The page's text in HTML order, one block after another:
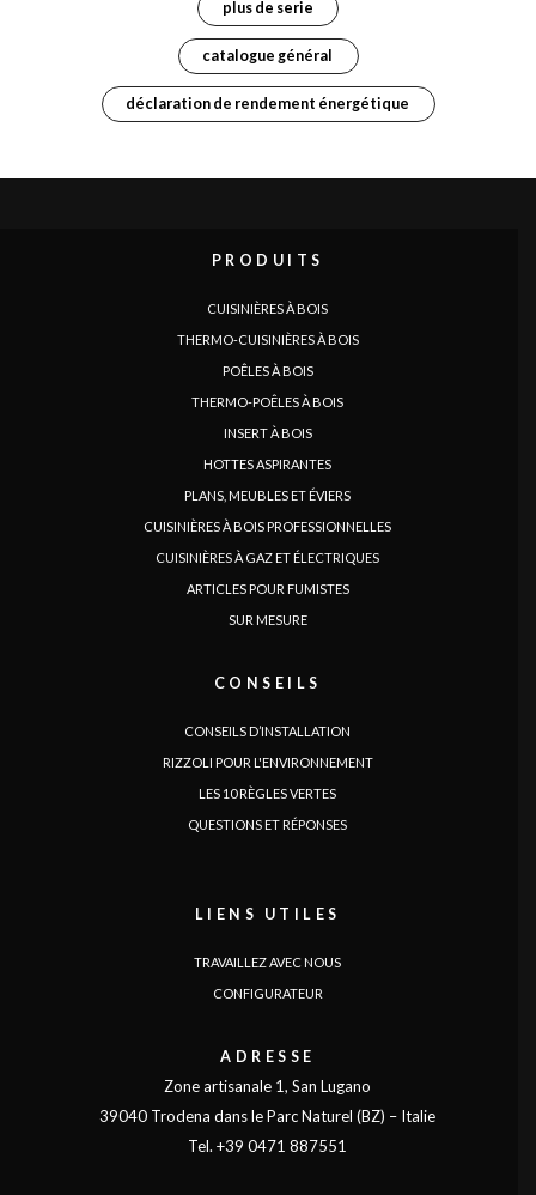
ES SE |
plus de serie
catalogue général
déclaration de rendement énergétique
PRODUITS
CUISINIÈRES À BOIS
THERMO-CUISINIÈRES À BOIS
POÊLES À BOIS
THERMO-POÊLES À BOIS
INSERT À BOIS
HOTTES ASPIRANTES
PLANS, MEUBLES ET ÉVIERS
CUISINIÈRES À BOIS PROFESSIONNELLES
CUISINIÈRES À GAZ ET ÉLECTRIQUES
ARTICLES POUR FUMISTES
SUR MESURE
CONSEILS
CONSEILS D’INSTALLATION
RIZZOLI POUR L'ENVIRONNEMENT
LES 10 RÈGLES VERTES
QUESTIONS ET RÉPONSES
LIENS UTILES
TRAVAILLEZ AVEC NOUS
CONFIGURATEUR
ADRESSE
Zone artisanale 1, San Lugano
39040 Trodena dans le Parc Naturel (BZ) – Italie
Tel. +39 0471 887551